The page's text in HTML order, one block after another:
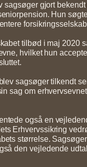
sagsøger gjort
Hun
tilbød i maj 2020
hvilket hun
blev sagsøger tilkendt
sag om
også en
Erhvervssikring
størrelse.
den vejledende